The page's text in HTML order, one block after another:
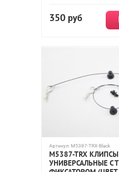
350 руб
Артикул: M5387-TRX-Black
M5387-TRX КЛИПСЫ
УНИВЕРСАЛЬНЫЕ С